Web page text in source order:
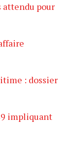
attendu pour
: dossier
impliquant